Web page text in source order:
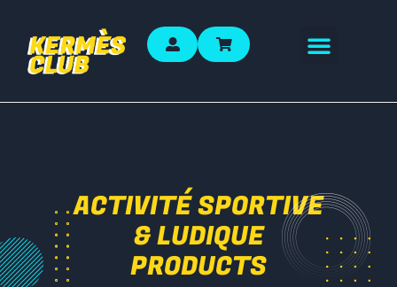
ACTIVITÉ SPORTIVE
& LUDIQUE
PRODUCTS